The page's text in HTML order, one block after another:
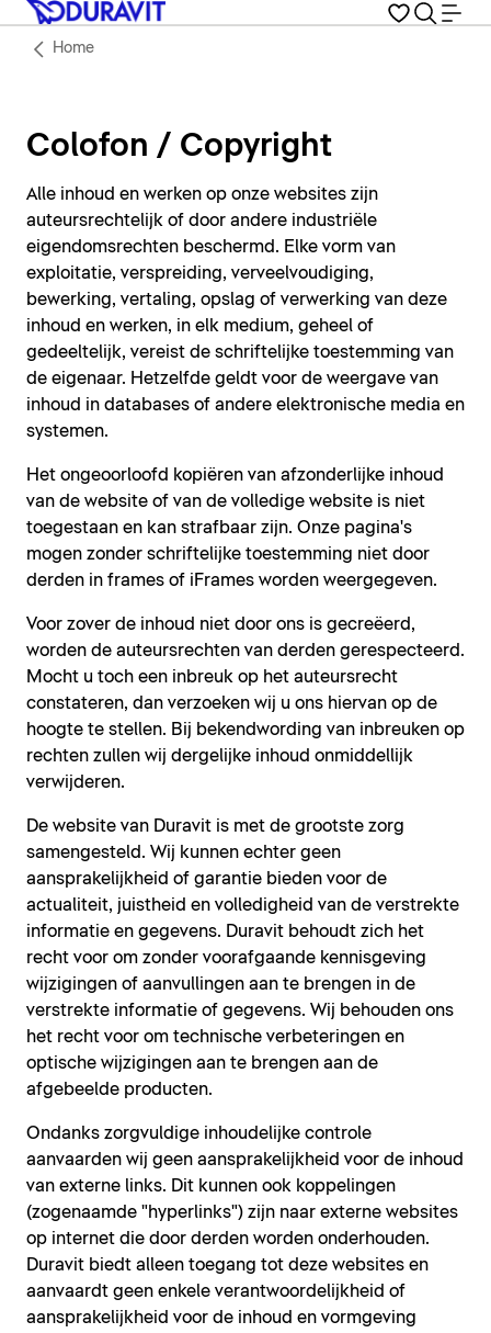
Home
Colofon / Copyright
Alle inhoud en werken op onze websites zijn
auteursrechtelijk of door andere industriële
eigendomsrechten beschermd. Elke vorm van
exploitatie, verspreiding, verveelvoudiging,
bewerking, vertaling, opslag of verwerking van deze
inhoud en werken, in elk medium, geheel of
gedeeltelijk, vereist de schriftelijke toestemming van
de eigenaar. Hetzelfde geldt voor de weergave van
inhoud in databases of andere elektronische media en
systemen.
Het ongeoorloofd kopiëren van afzonderlijke inhoud
van de website of van de volledige website is niet
toegestaan en kan strafbaar zijn. Onze pagina's
mogen zonder schriftelijke toestemming niet door
derden in frames of iFrames worden weergegeven.
Voor zover de inhoud niet door ons is gecreëerd,
worden de auteursrechten van derden gerespecteerd.
Mocht u toch een inbreuk op het auteursrecht
constateren, dan verzoeken wij u ons hiervan op de
hoogte te stellen. Bij bekendwording van inbreuken op
rechten zullen wij dergelijke inhoud onmiddellijk
verwijderen.
De website van Duravit is met de grootste zorg
samengesteld. Wij kunnen echter geen
aansprakelijkheid of garantie bieden voor de
actualiteit, juistheid en volledigheid van de verstrekte
informatie en gegevens. Duravit behoudt zich het
recht voor om zonder voorafgaande kennisgeving
wijzigingen of aanvullingen aan te brengen in de
verstrekte informatie of gegevens. Wij behouden ons
het recht voor om technische verbeteringen en
optische wijzigingen aan te brengen aan de
afgebeelde producten.
Ondanks zorgvuldige inhoudelijke controle
aanvaarden wij geen aansprakelijkheid voor de inhoud
van externe links. Dit kunnen ook koppelingen
(zogenaamde "hyperlinks") zijn naar externe websites
op internet die door derden worden onderhouden.
Duravit biedt alleen toegang tot deze websites en
aanvaardt geen enkele verantwoordelijkheid of
aansprakelijkheid voor de inhoud en vormgeving